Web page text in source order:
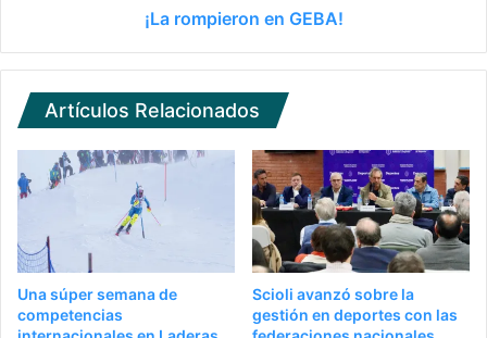
¡La rompieron en GEBA!
Artículos Relacionados
Una súper semana de
competencias
Scioli avanzó sobre la
gestión en deportes con las